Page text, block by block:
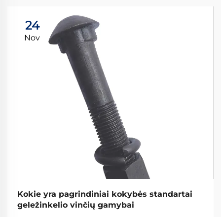
24
Nov
Kokie yra pagrindiniai kokybės standartai
geležinkelio vinčių gamybai